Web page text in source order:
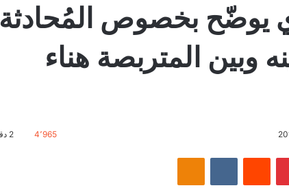
يوضّح بخصوص المُحادثة
وبين المتربصة هناء
4٬965 2 دقائق
بينتيريست